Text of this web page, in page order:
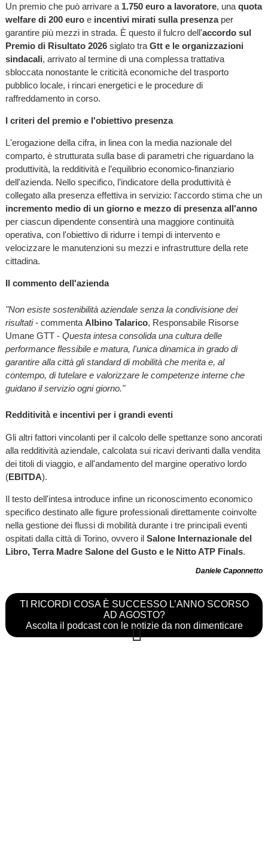
Un premio che può arrivare a 1.750 euro a lavoratore, una quota
welfare di 200 euro e incentivi mirati sulla presenza per
garantire più mezzi in strada. È questo il fulcro dell'accordo sul
Premio di Risultato 2026siglato tra Gtt e le organizzazioni
sindacali, arrivato al termine di una complessa trattativa
sbloccata nonostante le criticità economiche del trasporto
pubblico locale, i rincari energetici e le procedure di
raffreddamento in corso.
I criteri del premio e l'obiettivo presenza
L'erogazione della cifra, in linea con la media nazionale del
comparto, è strutturata sulla base di parametri che riguardano la
produttività, la redditività e l’equilibrio economico-finanziario
dell'azienda. Nello specifico, l’indicatore della produttività è
collegato alla presenza effettiva in servizio: l'accordo stima che un
incremento medio di un giorno e mezzo di presenza all'anno
per ciascun dipendente consentirà una maggiore continuità
operativa, con l'obiettivo di ridurre i tempi di intervento e
velocizzare le manutenzioni su mezzi e infrastrutture della rete
cittadina.
Il commento dell'azienda
"Non esiste sostenibilità aziendale senza la condivisione dei
risultati- commenta Albino Talarico, Responsabile Risorse
Umane GTT - Questa intesa consolida una cultura delle
performance flessibile e matura, l'unica dinamica in grado di
garantire alla città gli standard di mobilità che merita e, al
contempo, di tutelare e valorizzare le competenze interne che
guidano il servizio ogni giorno."
Redditività e incentivi per i grandi eventi
Gli altri fattori vincolanti per il calcolo delle spettanze sono ancorati
alla redditività aziendale, calcolata sui ricavi derivanti dalla vendita
dei titoli di viaggio, e all'andamento del margine operativo lordo
(EBITDA).
Il testo dell'intesa introduce infine un riconoscimento economico
specifico destinato alle figure professionali direttamente coinvolte
nella gestione dei flussi di mobilità durante i tre principali eventi
ospitati dalla città di Torino, ovvero il Salone Internazionale del
Libro, Terra Madre Salone del Gusto e le Nitto ATP Finals.
Daniele Caponnetto
TI RICORDI COSA È SUCCESSO L’ANNO SCORSO
AD AGOSTO?
Ascolta il podcast con le notizie da non dimenticare